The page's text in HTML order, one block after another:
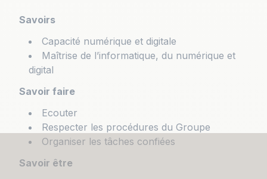
Savoirs
Capacité numérique et digitale
Maîtrise de l’informatique, du numérique et
digital
Savoir faire
Ecouter
Respecter les procédures du Groupe
Organiser les tâches confiées
Savoir être